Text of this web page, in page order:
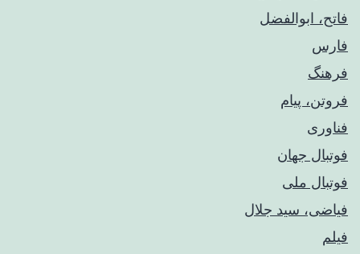
فاتح، ابوالفضل
فارس
فرهنگ
فروتن، پیام
فناوری
فوتبال جهان
فوتبال ملی
فیاضی، سید جلال
فیلم